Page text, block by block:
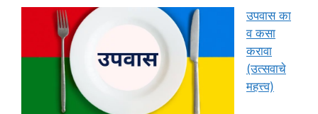
उपवास का
व कसा
करावा
(उत्सवाचे
महत्त्व)